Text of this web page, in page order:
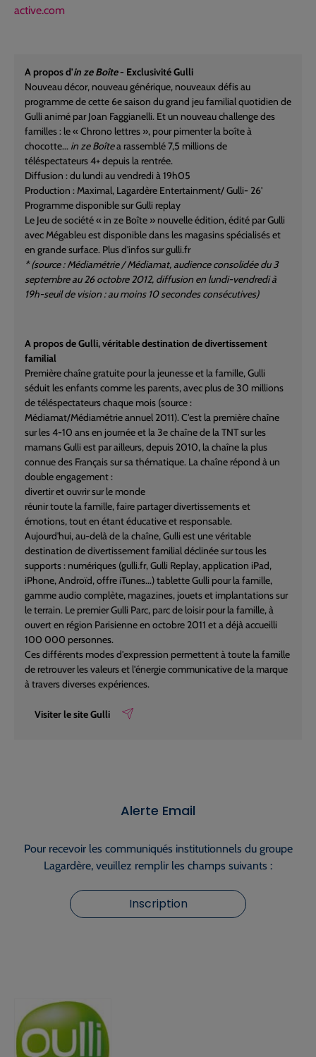
active.com
A propos d'in ze Boîte- Exclusivité Gulli
Nouveau décor, nouveau générique, nouveaux défis au
programme de cette 6e saison du grand jeu familial quotidien de
Gulli animé par Joan Faggianelli. Et un nouveau challenge des
familles : le « Chrono lettres », pour pimenter la boîte à
chocotte... in ze Boîtea rassemblé 7,5 millions de
téléspectateurs 4+ depuis la rentrée.
Diffusion : du lundi au vendredi à 19h05
Production : Maximal, Lagardère Entertainment/ Gulli- 26'
Programme disponible sur Gulli replay
Le Jeu de société « in ze Boîte » nouvelle édition, édité par Gulli
avec Mégableu est disponible dans les magasins spécialisés et
en grande surface. Plus d'infos sur gulli.fr
* (source : Médiamétrie / Médiamat, audience consolidée du 3
septembre au 26 octobre 2012, diffusion en lundi-vendredi à
19h-seuil de vision : au moins 10 secondes consécutives)
A propos de Gulli, véritable destination de divertissement
familial
Première chaîne gratuite pour la jeunesse et la famille, Gulli
séduit les enfants comme les parents, avec plus de 30 millions
de téléspectateurs chaque mois (source :
Médiamat/Médiamétrie annuel 2011). C'est la première chaîne
sur les 4-10 ans en journée et la 3e chaîne de la TNT sur les
mamans Gulli est par ailleurs, depuis 2010, la chaîne la plus
connue des Français sur sa thématique. La chaîne répond à un
double engagement :
divertir et ouvrir sur le monde
réunir toute la famille, faire partager divertissements et
émotions, tout en étant éducative et responsable.
Aujourd'hui, au-delà de la chaîne, Gulli est une véritable
destination de divertissement familial déclinée sur tous les
supports : numériques (gulli.fr, Gulli Replay, application iPad,
iPhone, Androïd, offre iTunes...) tablette Gulli pour la famille,
gamme audio complète, magazines, jouets et implantations sur
le terrain. Le premier Gulli Parc, parc de loisir pour la famille, à
ouvert en région Parisienne en octobre 2011 et a déjà accueilli
100 000 personnes.
Ces différents modes d'expression permettent à toute la famille
de retrouver les valeurs et l'énergie communicative de la marque
à travers diverses expériences.
Visiter le site Gulli
Alerte Email
Pour recevoir les communiqués institutionnels du groupe
Lagardère, veuillez remplir les champs suivants :
Inscription